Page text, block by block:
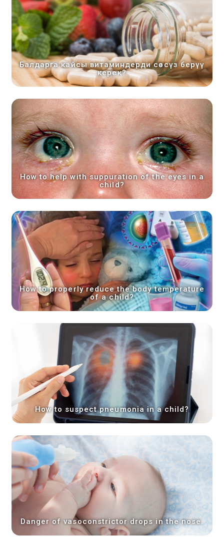
Балдарга кайсы витаминдерди сөзсүз берүү
керек?
How to help with suppuration of the eyes in a
child?
How to properly reduce the body temperature
of a child?
How to suspect pneumonia in a child?
Danger of vasoconstrictor drops in the nose.